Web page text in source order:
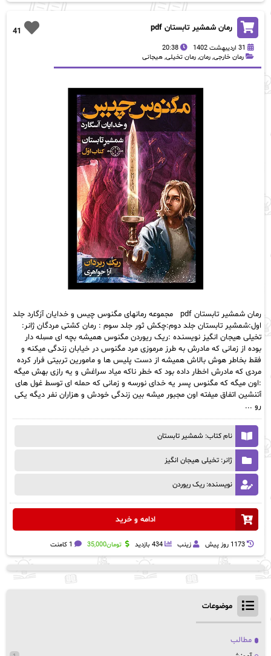
41 رمان شمشیر تابستان pdf
31 اردیبهشت 1402
20:38
رمان خارجی, رمان, رمان تخیلی, هیجانی
رمان شمشیر تابستان pdf مجموعه رمانهای مگنوس چیس و خدایان آزگارد جلد
اول:شمشیر تابستان جلد دوم:چکش ثور جلد سوم : رمان کشتی مردگان ژانر:
تخیلی هیجان انگیز نویسنده :ریک ریوردن مگنوس همیشه بچه ای مسِله دار
بوده از زمانی که مادرش به طرز مرموزی مرد مگنوس در خیابان زندگی میکنه و
فقط بخاطر هوش بالاش همیشه از دست پلیس ها و مامورین تربیتی فرار کرده
مردی که مادرش اخطار داده بود که خطر ناکه میاد سراغش و یه رازی بهش میگه
:اون میگه که مگنوس پسر یه خدای نورسه و زمانی که حمله ای توسط غول های
آتنشین اتفاق میفته اون مجبور میشه بین زندگی خودش و هزاران نفر دیگه یکی
رو ...
نام کتاب: شمشیر تابستان
ژانر: تخیلی هیجان انگیز
نویسنده: ریک ریوردن
ادامه و خرید
1173 روز پيش زینب 434 بازدید تومان35,000 1 کامنت
موضوعات
مطالب